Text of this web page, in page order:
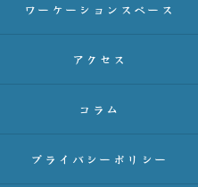
ワーケーションスペース
アクセス
コラム
プライバシーポリシー